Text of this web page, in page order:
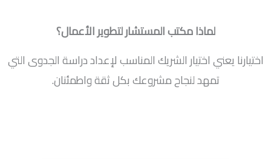
لماذا مكتب المستشار لتطوير الأعمال؟
اختيارنا يعني اختيار الشريك المناسب لإعداد دراسة الجدوى التي
تمهد لنجاح مشروعك بكل ثقة واطمئنان.